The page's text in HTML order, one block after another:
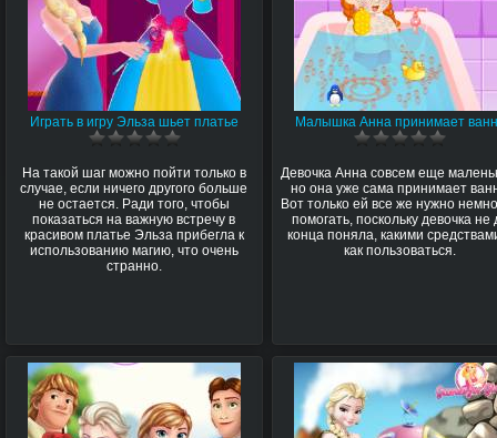
Играть в игру Эльза шьет платье
На такой шаг можно пойти только в
случае, если ничего другого больше
не остается. Ради того, чтобы
показаться на важную встречу в
красивом платье Эльза прибегла к
использованию магию, что очень
странно.
Малышка Анна принимает
Девочка Анна совсем еще
но она уже сама принимает
Вот только ей все же нужно
помогать, поскольку девочка не
конца поняла, какими
как пользоваться.